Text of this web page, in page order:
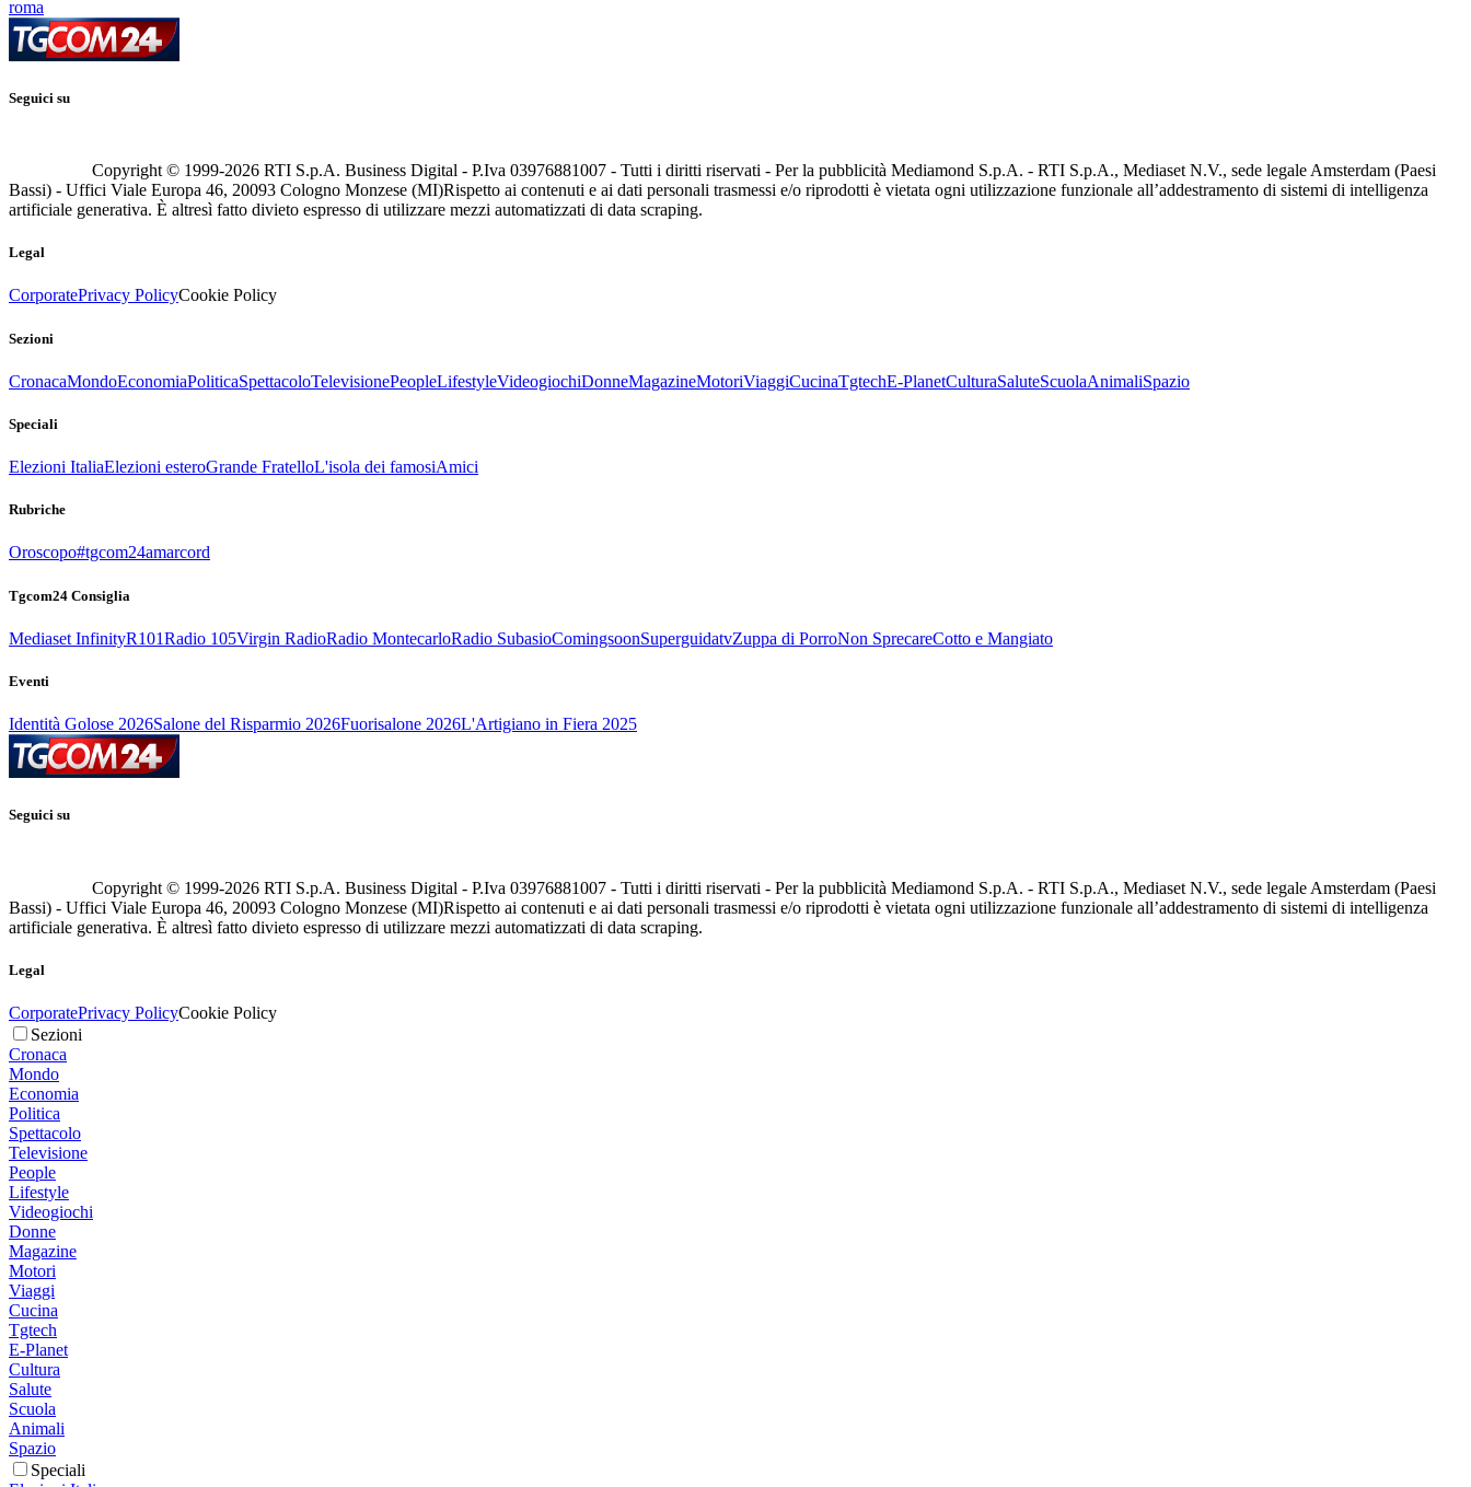
roma
Seguici su
Copyright © 1999-2026 RTI S.p.A. Business Digital - P.Iva 03976881007 - Tutti i diritti riservati - Per la pubblicità Mediamond S.p.A. - RTI S.p.A., Mediaset N.V., sede legale Amsterdam (Paesi
Bassi) - Uffici Viale Europa 46, 20093 Cologno Monzese (MI)Rispetto ai contenuti e ai dati personali trasmessi e/o riprodotti è vietata ogni utilizzazione funzionale all’addestramento di sistemi di intelligenza
artificiale generativa. È altresì fatto divieto espresso di utilizzare mezzi automatizzati di data scraping.
Legal
CorporatePrivacy PolicyCookie Policy
Sezioni
CronacaMondoEconomiaPoliticaSpettacoloTelevisionePeopleLifestyleVideogiochiDonneMagazineMotoriViaggiCucinaTgtechE-PlanetCulturaSaluteScuolaAnimaliSpazio
Speciali
Elezioni ItaliaElezioni esteroGrande FratelloL'isola dei famosiAmici
Rubriche
Oroscopo#tgcom24amarcord
Tgcom24 Consiglia
Mediaset InfinityR101Radio 105Virgin RadioRadio MontecarloRadio SubasioComingsoonSuperguidatvZuppa di PorroNon SprecareCotto e Mangiato
Eventi
Identità Golose 2026Salone del Risparmio 2026Fuorisalone 2026L'Artigiano in Fiera 2025
Seguici su
Copyright © 1999-2026 RTI S.p.A. Business Digital - P.Iva 03976881007 - Tutti i diritti riservati - Per la pubblicità Mediamond S.p.A. - RTI S.p.A., Mediaset N.V., sede legale Amsterdam (Paesi
Bassi) - Uffici Viale Europa 46, 20093 Cologno Monzese (MI)Rispetto ai contenuti e ai dati personali trasmessi e/o riprodotti è vietata ogni utilizzazione funzionale all’addestramento di sistemi di intelligenza
artificiale generativa. È altresì fatto divieto espresso di utilizzare mezzi automatizzati di data scraping.
Legal
CorporatePrivacy PolicyCookie Policy
Sezioni
Cronaca
Mondo
Economia
Politica
Spettacolo
Televisione
People
Lifestyle
Videogiochi
Donne
Magazine
Motori
Viaggi
Cucina
Tgtech
E-Planet
Cultura
Salute
Scuola
Animali
Spazio
Speciali